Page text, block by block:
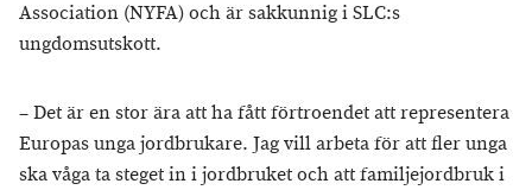
Association (NYFA) och är sakkunnig i SLC:s
ungdomsutskott.
– Det är en stor ära att ha fått förtroendet att representera
Europas unga jordbrukare. Jag vill arbeta för att fler unga
ska våga ta steget in i jordbruket och att familjejordbruk i